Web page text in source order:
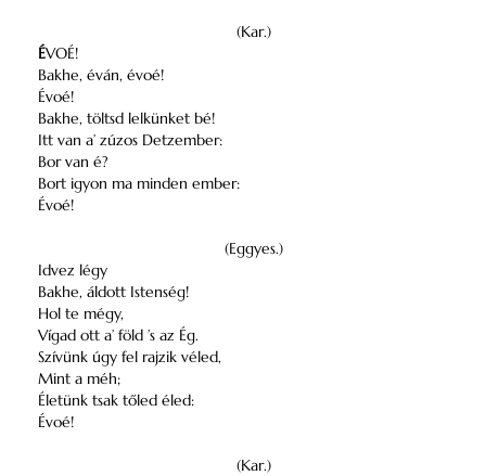
(Kar.)
ÉVOÉ!
Bakhe, éván, évoé!
Évoé!
Bakhe, töltsd lelkünket bé!
Itt van a’ zúzos Detzember:
Bor van é?
Bort igyon ma minden ember:
Évoé!
(Eggyes.)
Idvez légy
Bakhe, áldott Istenség!
Hol te mégy,
Vígad ott a’ föld ’s az Ég.
Szívünk úgy fel rajzik véled,
Mint a méh;
Életünk tsak tőled éled:
Évoé!
(Kar.)